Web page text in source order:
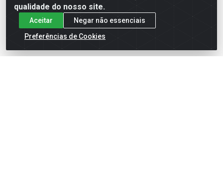
qualidade do nosso site.
Aceitar
Negar não essenciais
Preferências de Cookies